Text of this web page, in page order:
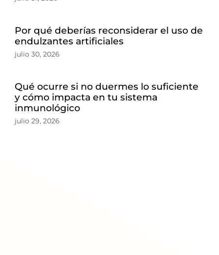
Por qué deberías reconsiderar el uso de
endulzantes artificiales
julio 30, 2026
Qué ocurre si no duermes lo suficiente
y cómo impacta en tu sistema
inmunológico
julio 29, 2026